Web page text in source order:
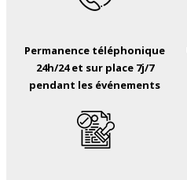
Permanence téléphonique
24h/24 et sur place 7j/7
pendant les événements